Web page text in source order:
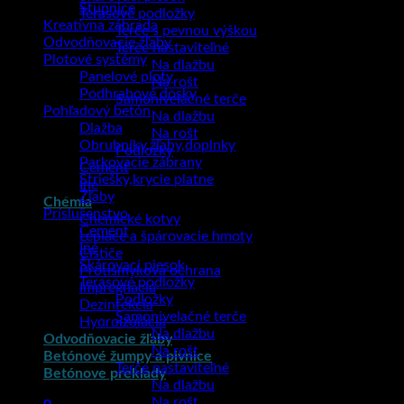
Terasové podložky
Terče s pevnou výškou
Terče nastaviteľné
Na dlažbu
Na rošt
Samonivelačné terče
Na dlažbu
Na rošt
Podložky
Cement
Iné
Chémia
Chemické kotvy
Lepiace a špárovacie hmoty
Čističe
Protišmyková ochrana
Impregnácia
Dezinfekcia
Hydroizolácia
Odvodňovacie žľaby
Betónové žumpy a pivnice
Betónové preklady
Stupnice
Kreatívna záhrada
Odvodňovacie žľaby
Plotové systémy
Panelové ploty
Podhrabové dosky
Pohľadový betón
Dlažba
Obrubníky,žľaby,doplnky
Parkovacie zábrany
Striešky,krycie platne
Žľaby
Príslušenstvo
Cement
Iné
Škárovací piesok
Terasové podložky
Podložky
Samonivelačné terče
Na dlažbu
Na rošt
Terče nastaviteľné
Na dlažbu